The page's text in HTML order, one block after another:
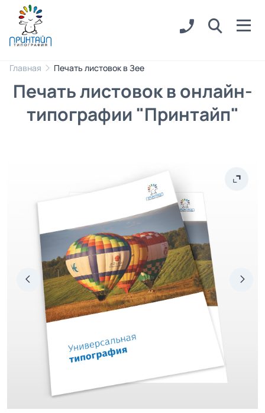
Главная Печать листовок в Зее
Печать листовок в онлайн-
типографии "Принтайп"